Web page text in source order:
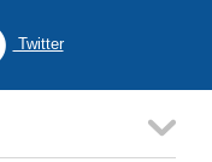
Twitter